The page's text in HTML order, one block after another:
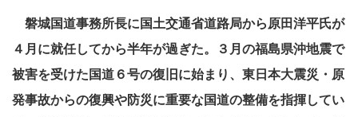
磐城国道事務所長に国土交通省道路局から原田洋平氏が
４月に就任してから半年が過ぎた。３月の福島県沖地震で
被害を受けた国道６号の復旧に始まり、東日本大震災・原
発事故からの復興や防災に重要な国道の整備を指揮してい